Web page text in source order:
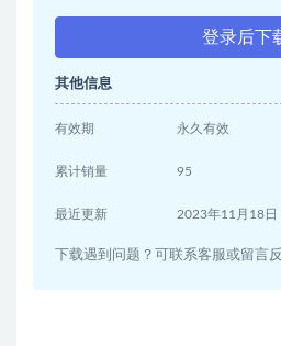
登录后下
其他信息
有效期 永久有效
累计销量 95
最近更新 2023年11月18日
下载遇到问题？可联系客服或留言